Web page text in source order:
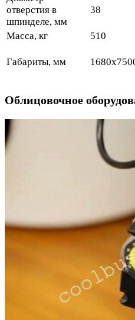
отверстия в
шпинделе, мм
38
Масса, кг 510
Габариты, мм
Облицовочное